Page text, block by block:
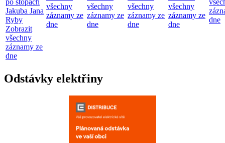
po stopách
Jakuba Jana
Ryby
Zobrazit
všechny
záznamy ze
dne
všechny
záznamy ze
dne
všechny
záznamy ze
dne
všechny
záznamy ze
dne
všechny
záznamy ze
dne
dne
Odstávky elektřiny